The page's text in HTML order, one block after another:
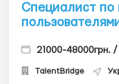
Специалист по
21000-48000грн.
TalentBridge